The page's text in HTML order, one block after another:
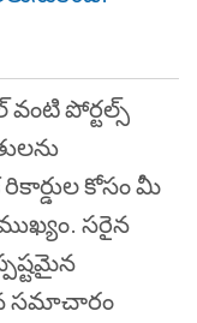
పోర్టల్స్
రికార్డుల కోసం మీ
సరైన
సమాచారం